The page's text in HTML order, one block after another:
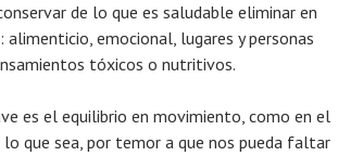
de lo que es saludable eliminar en
emocional, lugares y personas
tóxicos o nutritivos.
es el equilibrio en movimiento, como en el
lo que sea, por temor a que nos pueda faltar